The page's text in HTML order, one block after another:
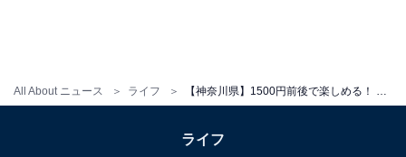
All About ニュース ライフ
平日：1300円
ライフ